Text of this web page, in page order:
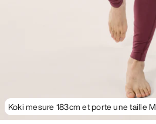
Koki mesure 183cm et porte une taille M